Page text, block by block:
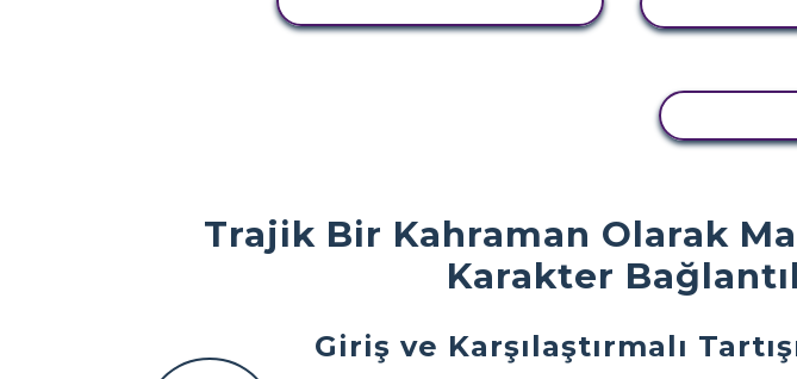
Trajik Bir Kahraman Olarak
Karakter
Giriş ve Karşılaştırmalı